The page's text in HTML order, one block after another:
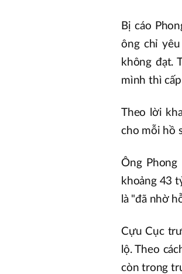
Bị cáo
ông chỉ
không đạt.
mình thì
Theo lời
cho mỗi hồ
Ông
khoảng 43
là "đã nhờ
Cựu Cục
lộ. Theo
còn trong